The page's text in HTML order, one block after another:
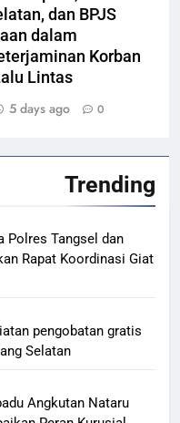
dan BPJS
dalam
Korban
Lintas
5 days ago 0
Trending
Polres Tangsel dan
Rapat Koordinasi Giat
pengobatan gratis
Selatan
Angkutan Nataru